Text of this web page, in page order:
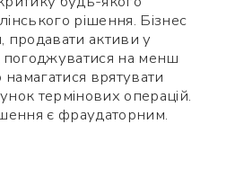
рішення. Бізнес
продавати активи у
погоджуватися на менш
намагатися врятувати
термінових операцій.
є фраудаторним.
*